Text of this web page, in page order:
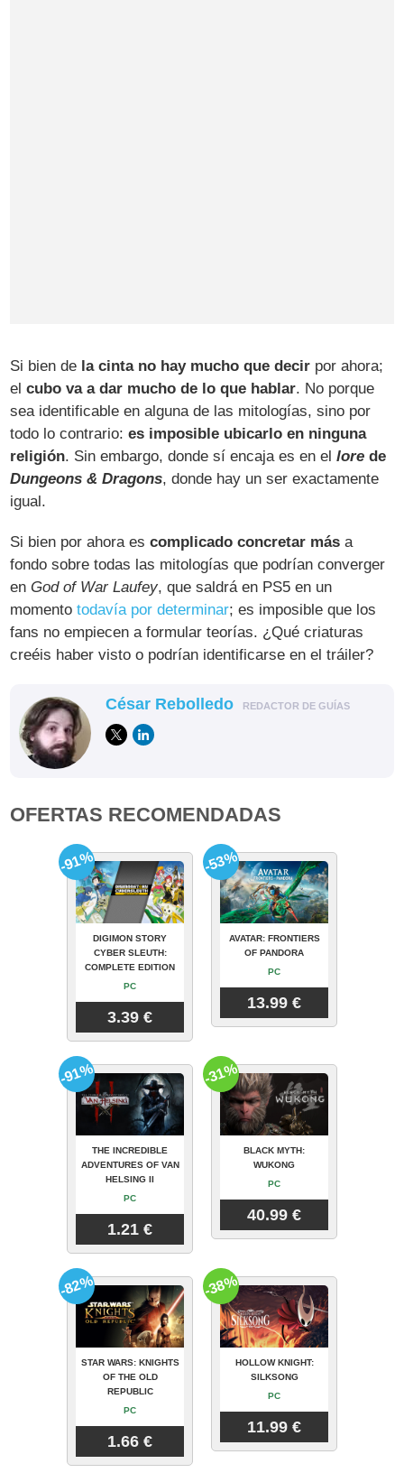
Si bien de la cinta no hay mucho que decir por ahora;
elcubo va a dar mucho de lo que hablar. No porque
sea identificable en alguna de las mitologías, sino por
todo lo contrario:es imposible ubicarlo en ninguna
religión. Sin embargo, donde sí encaja es en ellore de
Dungeons & Dragons, donde hay un ser exactamente
igual.
Si bien por ahora escomplicado concretar más a
fondo sobre todas las mitologías que podrían converger
enGod of War Laufey, que saldrá en PS5 en un
momentotodavía por determinar; es imposible que los
fans no empiecen a formular teorías. ¿Qué criaturas
creéis haber visto o podrían identificarse en el tráiler?
César Rebolledo REDACTOR DE GUÍAS
OFERTAS RECOMENDADAS
DIGIMON STORY
CYBER SLEUTH:
COMPLETE EDITION
PC
3.39 €
-91%
AVATAR: FRONTIERS
OF PANDORA
PC
13.99 €
-53%
THE INCREDIBLE
ADVENTURES OF VAN
HELSING II
PC
1.21 €
-91%
BLACK MYTH:
WUKONG
PC
40.99 €
-31%
STAR WARS: KNIGHTS
OF THE OLD
REPUBLIC
PC
1.66 €
-82%
HOLLOW KNIGHT:
SILKSONG
PC
11.99 €
-38%